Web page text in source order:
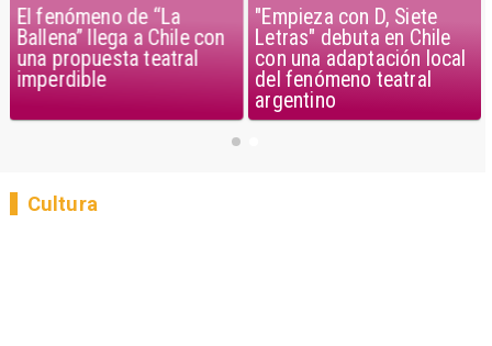
El fenómeno de “La
Ballena” llega a Chile con
una propuesta teatral
imperdible
"Empieza con D, Siete
Letras" debuta en Chile
con una adaptación local
del fenómeno teatral
argentino
Cultura